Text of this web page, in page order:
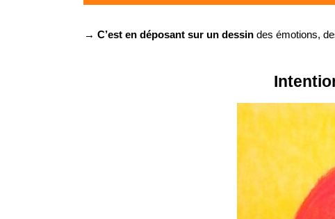
→ C’est en déposant sur un dessin des émotions,